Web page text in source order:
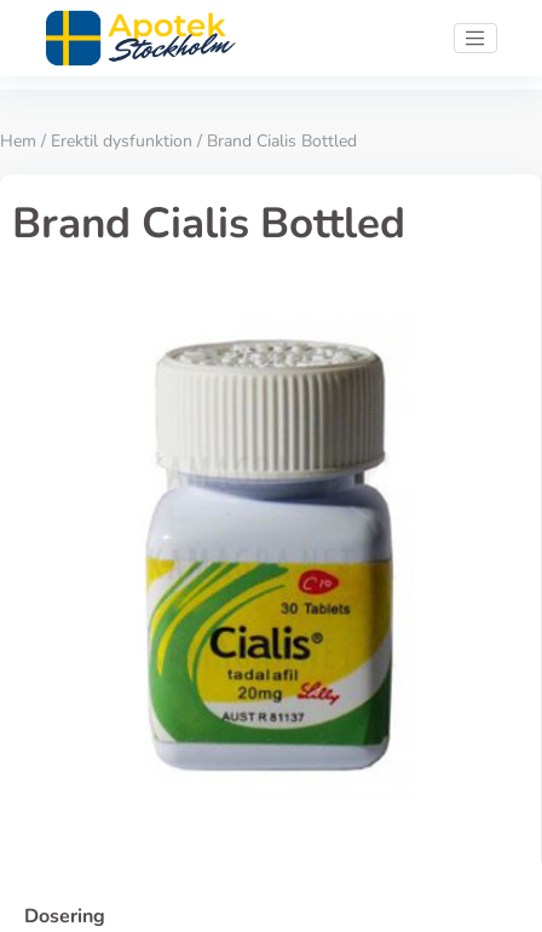
Hem / Erektil dysfunktion / Brand Cialis Bottled
Brand Cialis Bottled
Dosering